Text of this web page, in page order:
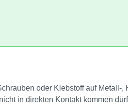
oder Klebstoff auf Metall‑,
in direkten Kontakt kommen